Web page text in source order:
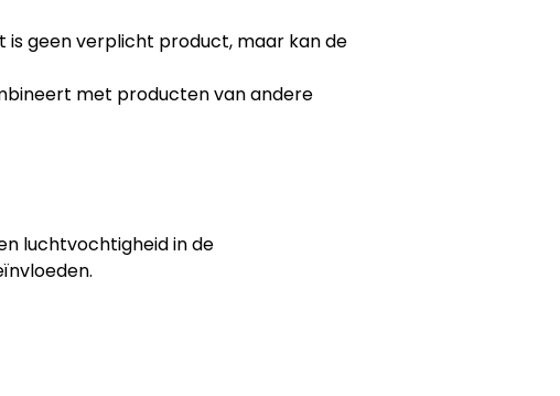
geen verplicht product, maar kan de
met producten van andere
luchtvochtigheid in de